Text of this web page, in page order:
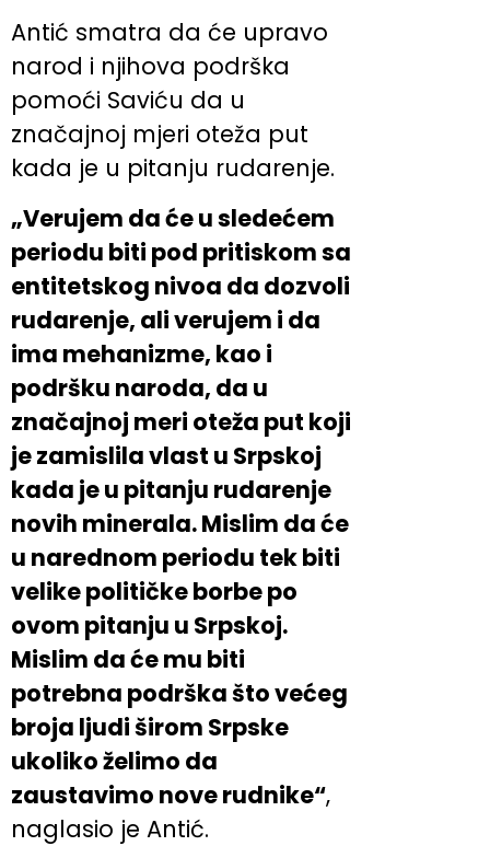
Antić smatra da će upravo
narod i njihova podrška
pomoći Saviću da u
značajnoj mjeri oteža put
kada je u pitanju rudarenje.
„Verujem da će u sledećem
periodu biti pod pritiskom sa
entitetskog nivoa da dozvoli
rudarenje, ali verujem i da
ima mehanizme, kao i
podršku naroda, da u
značajnoj meri oteža put koji
je zamislila vlast u Srpskoj
kada je u pitanju rudarenje
novih minerala. Mislim da će
u narednom periodu tek biti
velike političke borbe po
ovom pitanju u Srpskoj.
Mislim da će mu biti
potrebna podrška što većeg
broja ljudi širom Srpske
ukoliko želimo da
zaustavimo nove rudnike“,
naglasio je Antić.